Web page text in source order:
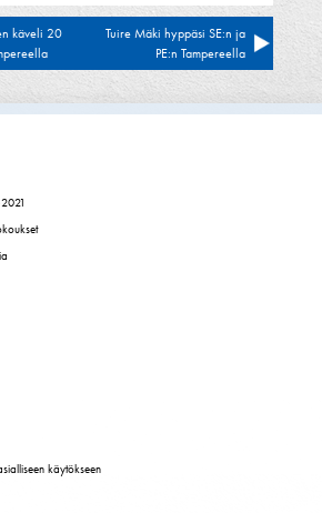
käveli 20
Tuire Mäki hyppäsi SE:n ja
PE:n Tampereella
käytökseen